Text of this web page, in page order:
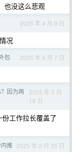
也没这么悲观
2025 年 4 月 9 日
况
包 2025 年 4 月 7 日
因为两
2025 年 3 月
18 日
工作拉长覆盖了
推 2025 年 2 月 25 日